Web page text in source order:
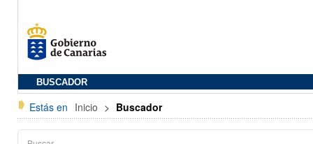
BUSCADOR
Estás en Inicio > Buscador